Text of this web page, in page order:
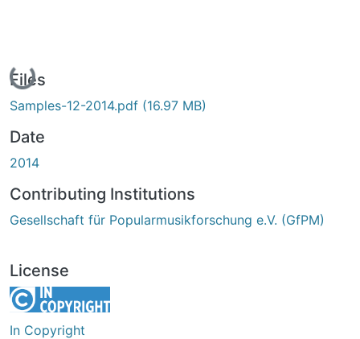
Loading...
Files
Samples-12-2014.pdf (16.97 MB)
Date
2014
Contributing Institutions
Gesellschaft für Popularmusikforschung e.V. (GfPM)
License
In Copyright